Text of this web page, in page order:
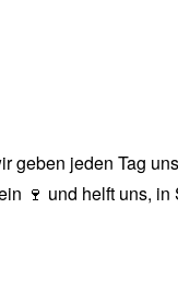
geben jeden Tag
🍷 und helft uns,